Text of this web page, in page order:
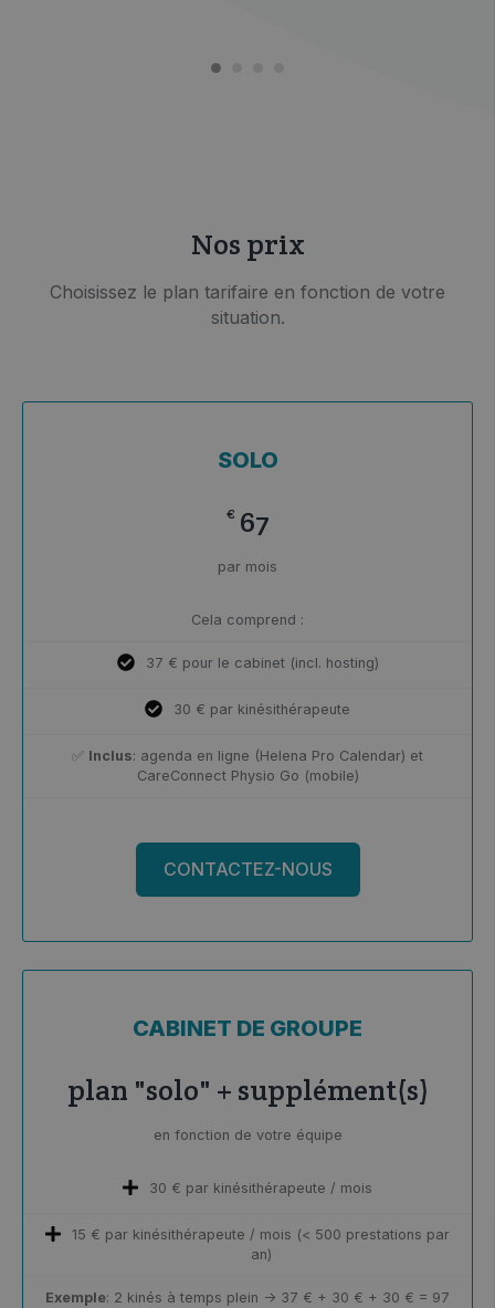
Nos prix
Choisissez le plan tarifaire en fonction de votre
situation.
SOLO
€ 67
par mois
Cela comprend :
37 € pour le cabinet (incl. hosting)
30 € par kinésithérapeute
✅ Inclus: agenda en ligne (Helena Pro Calendar) et
CareConnect Physio Go (mobile)
CONTACTEZ-NOUS
CABINET DE GROUPE
plan "solo" + supplément(s)
en fonction de votre équipe
30 € par kinésithérapeute / mois
15 € par kinésithérapeute / mois (< 500 prestations par
an)
Exemple: 2 kinés à temps plein → 37 € + 30 € + 30 € = 97